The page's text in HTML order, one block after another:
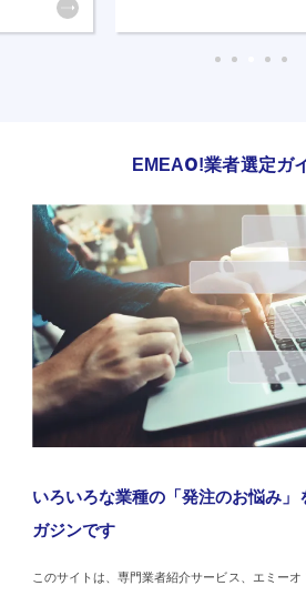
EMEAO!業者選定ガ
いろいろな業種の「発注のお悩み」
ガジンです
このサイトは、専門業者紹介サービス、エミー